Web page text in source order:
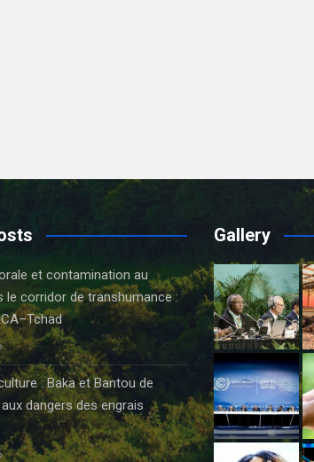
et contamination au
le corridor de transhumance :
: Baka et Bantou de
dangers des engrais
Gallery